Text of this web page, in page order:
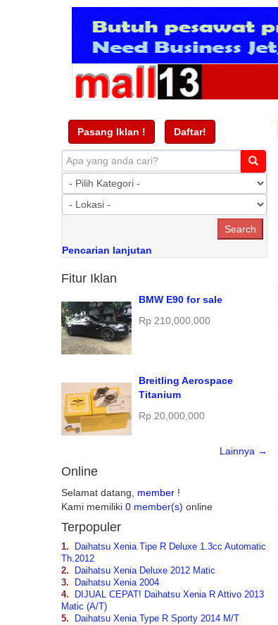
Pasang Iklan ! Daftar!
Pencarian lanjutan
Fitur Iklan
BMW E90 for sale
Rp 210,000,000
Breitling Aerospace
Titanium
Rp 20,000,000
Lainnya →
Online
Selamat datang, member !
Kami memiliki 0 member(s) online
Terpopuler
1.
Daihatsu Xenia Tipe R Deluxe 1.3cc Automatic
Th.2012
2.
Daihatsu Xenia Deluxe 2012 Matic
3.
Daihatsu Xenia 2004
4.
DIJUAL CEPAT! Daihatsu Xenia R Attivo 2013
Matic (A/T)
5.
Daihatsu Xenia Type R Sporty 2014 M/T